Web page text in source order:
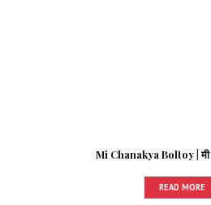
Mi Chanakya Boltoy | मी
READ MORE